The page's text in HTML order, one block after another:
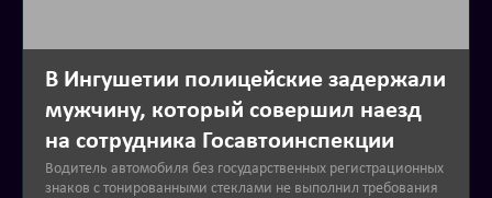
В Ингушетии полицейские задержали
мужчину, который совершил наезд
на сотрудника Госавтоинспекции
Водитель автомобиля без государственных регистрационных
знаков с тонированными стеклами не выполнил требования